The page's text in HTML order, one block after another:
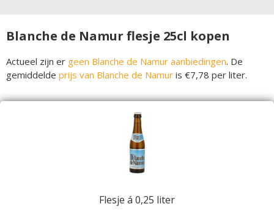
Blanche de Namur flesje 25cl kopen
Actueel zijn er geen Blanche de Namur aanbiedingen. De
gemiddelde prijs van Blanche de Namur is €7,78 per liter.
Flesje á 0,25 liter